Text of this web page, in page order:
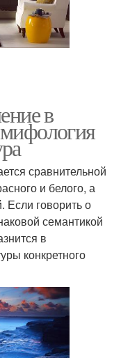
в
сравнительной
и белого, а
Если говорить о
семантикой
в
конкретного